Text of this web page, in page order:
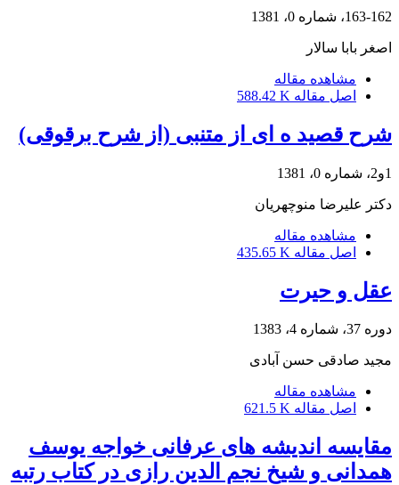
163-162، شماره 0، 1381
اصغر بابا سالار
مشاهده مقاله
اصل مقاله 588.42 K
شرح قصید ه ای از متنبی (از شرح برقوقی)
1و2، شماره 0، 1381
دکتر علیرضا منوچهریان
مشاهده مقاله
اصل مقاله 435.65 K
عقل و حیرت
دوره 37، شماره 4، 1383
مجید صادقی حسن آبادی
مشاهده مقاله
اصل مقاله 621.5 K
مقایسه اندیشه های عرفانی خواجه یوسف
همدانی و شیخ نجم الدین رازی در کتاب رتبه